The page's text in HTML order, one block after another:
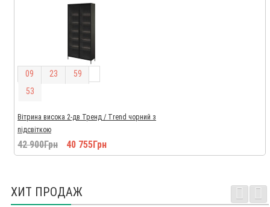
09 23 59
52
Вітрина висока 2-дв Тренд / Trend чорний з
підсвіткою
42 900Грн 40 755Грн
ХИТ ПРОДАЖ